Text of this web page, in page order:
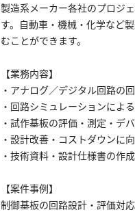
製造系メーカー各社のプロジ
す。自動車・機械・化学など
むことができます。
【業務内容】
・アナログ／デジタル回路の
・回路シミュレーションによ
・試作基板の評価・測定・デ
・設計改善・コストダウンに
・技術資料・設計仕様書の作
【案件事例】
制御基板の回路設計・評価対